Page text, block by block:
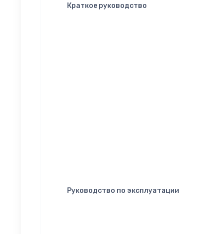
Краткое руководство
Руководство по эксплуатации